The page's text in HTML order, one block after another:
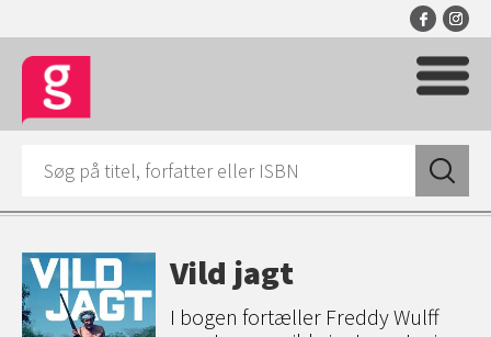
Vild jagt
I bogen fortæller Freddy Wulff